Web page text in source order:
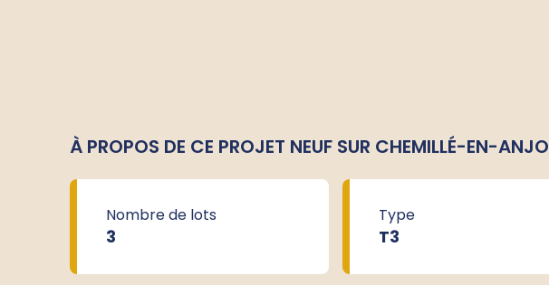
À PROPOS DE CE PROJET NEUF SUR CHEMILLÉ-EN-
Nombre de lots
3
Type
T3